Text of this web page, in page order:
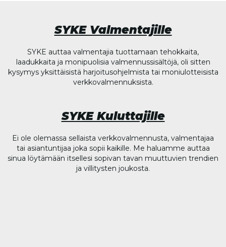
SYKE Valmentajille
SYKE auttaa valmentajia tuottamaan tehokkaita,
laadukkaita ja monipuolisia valmennussisältöjä, oli sitten
kysymys yksittäisistä harjoitusohjelmista tai moniulotteisista
verkkovalmennuksista.
SYKE Kuluttajille
Ei ole olemassa sellaista verkkovalmennusta, valmentajaa
tai asiantuntijaa joka sopii kaikille. Me haluamme auttaa
sinua löytämään itsellesi sopivan tavan muuttuvien trendien
ja villitysten joukosta.